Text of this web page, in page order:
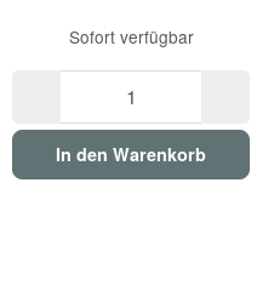
Sofort verfügbar
In den Warenkorb